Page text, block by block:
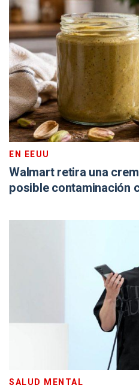
EN EEUU
Walmart retira una
posible contaminación
SALUD MENTAL